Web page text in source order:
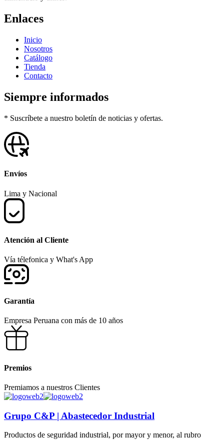
Enlaces
Inicio
Nosotros
Catálogo
Tienda
Contacto
Siempre informados
* Suscríbete a nuestro boletín de noticias y ofertas.
Envíos
Lima y Nacional
Atención al Cliente
Vía télefonica y What's App
Garantía
Empresa Peruana con más de 10 años
Premios
Premiamos a nuestros Clientes
Grupo C&P | Abastecedor Industrial
Productos de seguridad industrial, por mayor y menor, al rubro